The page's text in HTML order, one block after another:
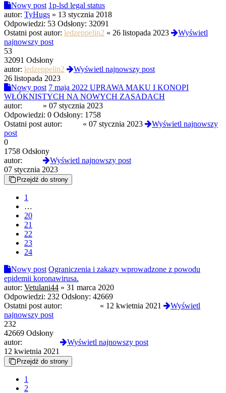
Nowy post 1p-lsd legal status
autor: TyHugs » 13 stycznia 2018
Odpowiedzi: 53 Odsłony: 32091
Ostatni post autor: ledzeppelin2 « 26 listopada 2023
Wyświetl
najnowszy post
53
32091 Odsłony
autor: ledzeppelin2
Wyświetl najnowszy post
26 listopada 2023
Nowy post 7 maja 2022 UPRAWA MAKU I KONOPI
WŁÓKNISTYCH NA NOWYCH ZASADACH
autor:
» 07 stycznia 2023
Odpowiedzi: 0 Odsłony: 1758
Ostatni post autor:
« 07 stycznia 2023
Wyświetl najnowszy
post
0
1758 Odsłony
autor:
Wyświetl najnowszy post
07 stycznia 2023
Przejdź do strony
1
…
20
21
22
23
24
Nowy post Ograniczenia i zakazy wprowadzone z powodu
epidemii koronawirusa.
autor: Vetulani44 » 31 marca 2020
Odpowiedzi: 232 Odsłony: 42669
Ostatni post autor:
« 12 kwietnia 2021
Wyświetl
najnowszy post
232
42669 Odsłony
autor:
Wyświetl najnowszy post
12 kwietnia 2021
Przejdź do strony
1
2